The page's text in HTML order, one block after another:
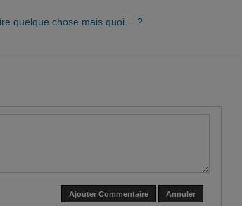
quelque chose mais quoi… ?
Ajouter Commentaire Annuler